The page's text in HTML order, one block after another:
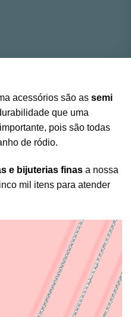
acessórios são as semi
que uma
pois são todas
de ródio.
e bijuterias finas a nossa
mil itens para atender